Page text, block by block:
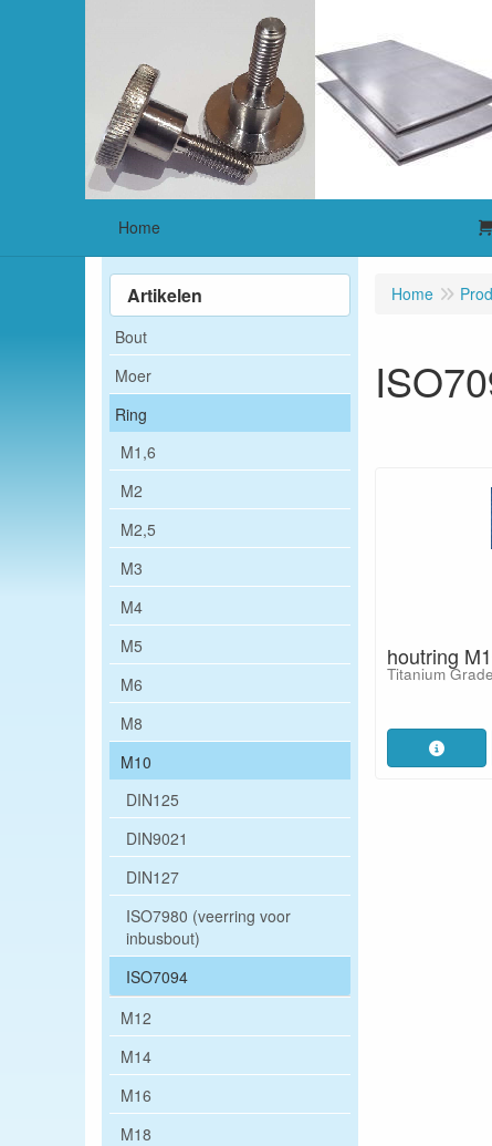
Home
Artikelen
Bout
Moer
Ring
M1,6
M2
M2,5
M3
M4
M5
M6
M8
M10
DIN125
DIN9021
DIN127
ISO7980 (veerring voor
inbusbout)
ISO7094
M12
M14
M16
M18
Home
houtring
Titanium